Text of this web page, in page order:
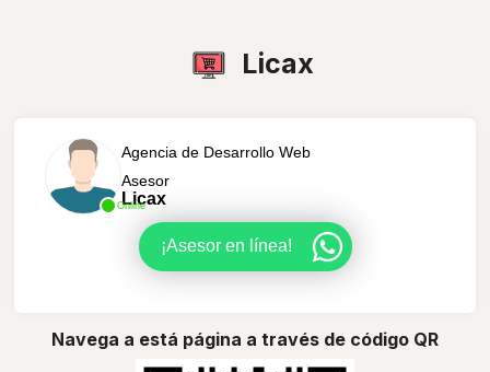
Licax
Online
Agencia de Desarrollo Web
Asesor
Licax
¡Asesor en línea!
Navega a está página a través de código QR